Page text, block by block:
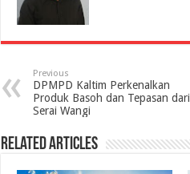
Previous
DPMPD Kaltim Perkenalkan
Produk Basoh dan Tepasan dari
Serai Wangi
Related Articles